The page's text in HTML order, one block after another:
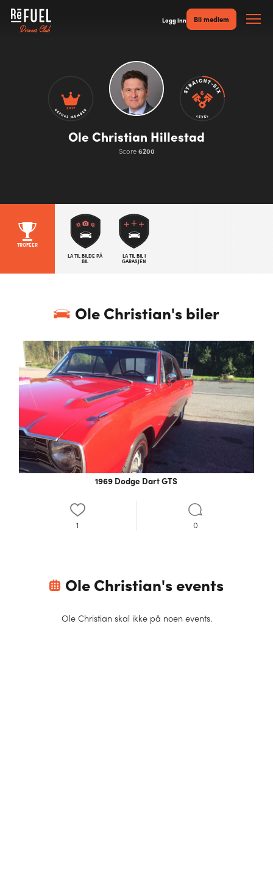
Logg inn Bli medlem
2017
Ole Christian Hillestad
Score6200
TROFÉER
LA TIL BILDE PÅ
BIL
LA TIL BIL I
GARASJEN
Ole Christian's biler
1969 Dodge Dart GTS
1 0
Ole Christian's events
Ole Christianskal ikke på noen events.